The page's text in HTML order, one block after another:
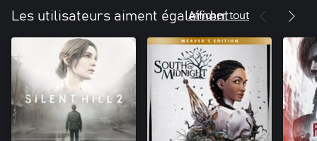
Les utilisateurs aiment également
Afficher tout